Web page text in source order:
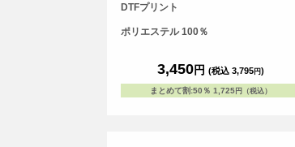
性があり、サッカーゲームパンツとして、幅
広い分野でプラクティスパンツとして人気の
高いアイテムです。 S～XXLの大人用サイズ
DTFプリント
ポリエステル 100％
3,450円 (税込 3,795円)
まとめて割:50％ 1,725円（税込）